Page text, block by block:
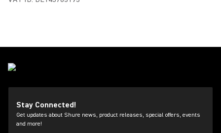
Stay Connected!
Get updates about Shure news, product releases, special offers, events
and more!